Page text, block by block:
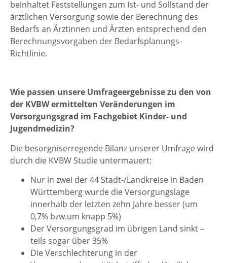
beinhaltet Feststellungen zum Ist- und Sollstand der
ärztlichen Versorgung sowie der Berechnung des
Bedarfs an Ärztinnen und Ärzten entsprechend den
Berechnungsvorgaben der Bedarfsplanungs-
Richtlinie.
Wie passen unsere Umfrageergebnisse zu den von
der KVBW ermittelten Veränderungen im
Versorgungsgrad im Fachgebiet Kinder- und
Jugendmedizin?
Die besorgniserregende Bilanz unserer Umfrage wird
durch die KVBW Studie untermauert:
Nur in zwei der 44 Stadt-/Landkreise in Baden
Württemberg wurde die Versorgungslage
innerhalb der letzten zehn Jahre besser (um
0,7% bzw.um knapp 5%)
Der Versorgungsgrad im übrigen Land sinkt –
teils sogar über 35%
Die Verschlechterung in der